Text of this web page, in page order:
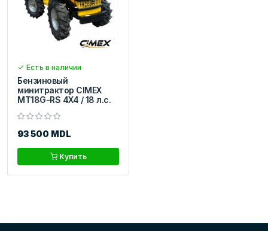
Есть в наличии
Бензиновый
минитрактор CIMEX
MT18G-RS 4X4 / 18 л.с.
93 500 MDL
Купить